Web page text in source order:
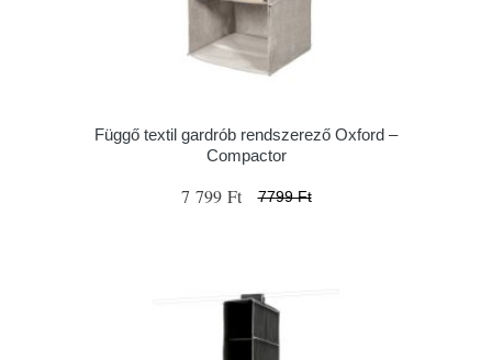
Függő textil gardrób rendszerező Oxford –
Compactor
7 799 Ft 7799 Ft